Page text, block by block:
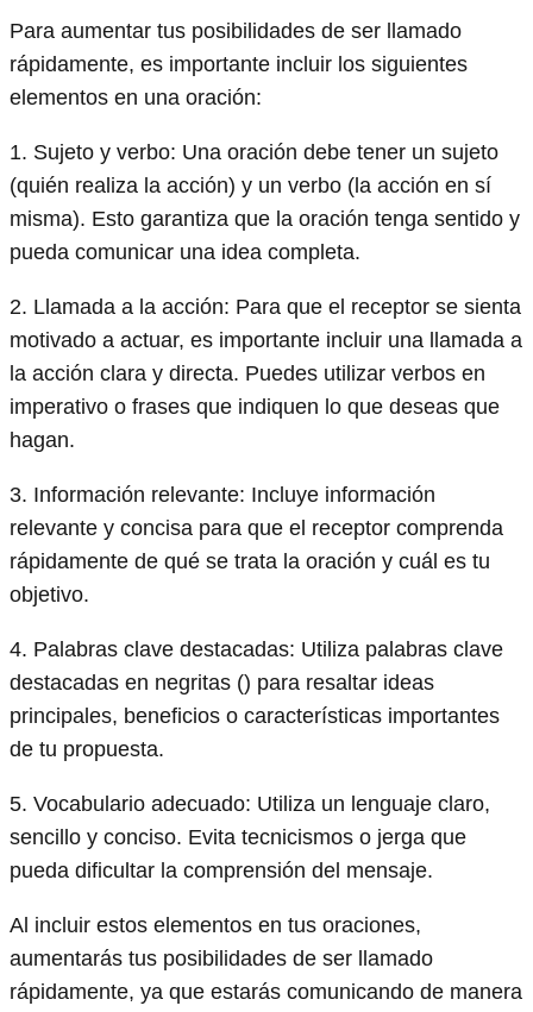
Para aumentar tus posibilidades de ser llamado
rápidamente, es importante incluir los siguientes
elementos en una oración:
1. Sujeto y verbo: Una oración debe tener un sujeto
(quién realiza la acción) y un verbo (la acción en sí
misma). Esto garantiza que la oración tenga sentido y
pueda comunicar una idea completa.
2. Llamada a la acción: Para que el receptor se sienta
motivado a actuar, es importante incluir una llamada a
la acción clara y directa. Puedes utilizar verbos en
imperativo o frases que indiquen lo que deseas que
hagan.
3. Información relevante: Incluye información
relevante y concisa para que el receptor comprenda
rápidamente de qué se trata la oración y cuál es tu
objetivo.
4. Palabras clave destacadas: Utiliza palabras clave
destacadas en negritas () para resaltar ideas
principales, beneficios o características importantes
de tu propuesta.
5. Vocabulario adecuado: Utiliza un lenguaje claro,
sencillo y conciso. Evita tecnicismos o jerga que
pueda dificultar la comprensión del mensaje.
Al incluir estos elementos en tus oraciones,
aumentarás tus posibilidades de ser llamado
rápidamente, ya que estarás comunicando de manera